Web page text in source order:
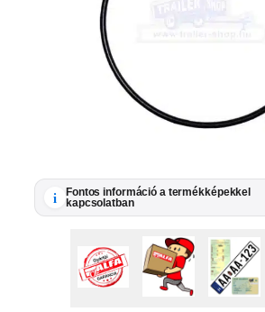
i
Fontos információ a termékképekkel
kapcsolatban